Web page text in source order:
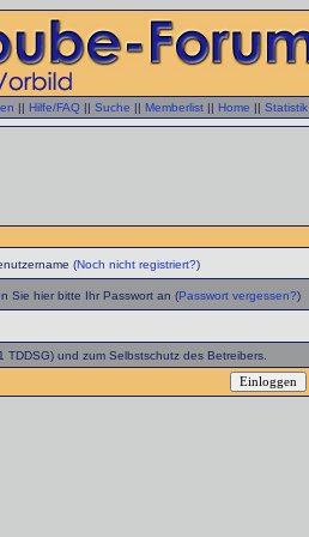
|| Hilfe/FAQ || Suche || Memberlist || Home || Statistik
(Noch nicht registriert?)
Sie hier bitte Ihr Passwort an (Passwort vergessen?)
und zum Selbstschutz des Betreibers.